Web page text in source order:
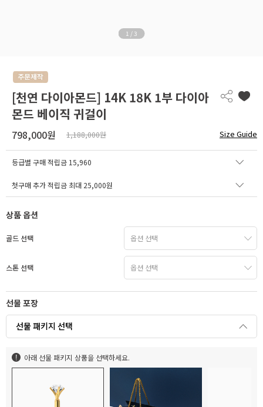
1 / 3
[천연 다이아몬드] 14K 18K 1부 다이아
몬드 베이직 귀걸이
798,000원 1,188,000원 Size Guide
등급별 구매 적립금 15,960
첫구매 추가 적립금 최대 25,000원
상품 옵션
골드 선택
스톤 선택
선물 포장
선물 패키지 선택
아래 선물 패키지 상품을 선택하세요.